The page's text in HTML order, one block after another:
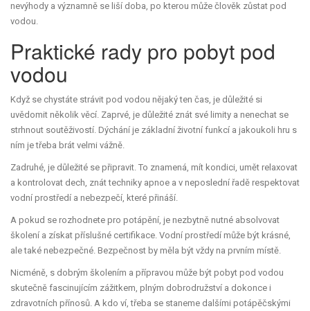
nevýhody a významně se liší doba, po kterou může člověk zůstat pod
vodou.
Praktické rady pro pobyt pod
vodou
Když se chystáte strávit pod vodou nějaký ten čas, je důležité si
uvědomit několik věcí. Zaprvé, je důležité znát své limity a nenechat se
strhnout soutěživostí. Dýchání je základní životní funkcí a jakoukoli hru s
ním je třeba brát velmi vážně.
Zadruhé, je důležité se připravit. To znamená, mít kondici, umět relaxovat
a kontrolovat dech, znát techniky apnoe a v neposlední řadě respektovat
vodní prostředí a nebezpečí, které přináší.
A pokud se rozhodnete pro potápění, je nezbytně nutné absolvovat
školení a získat příslušné certifikace. Vodní prostředí může být krásné,
ale také nebezpečné. Bezpečnost by měla být vždy na prvním místě.
Nicméně, s dobrým školením a přípravou může být pobyt pod vodou
skutečně fascinujícím zážitkem, plným dobrodružství a dokonce i
zdravotních přínosů. A kdo ví, třeba se staneme dalšími potápěčskými